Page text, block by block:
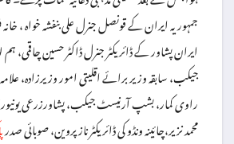
جمہوریہ ایران کے قونصل جنرل علی بنفشہ خواہ ،
ایران پشاور کے ڈائریکٹر جنرل ڈاکٹر حسین چاقمی،
جیکب، سابقہ وزیر برائے اقلیتی امور وزیرزادہ،
راوی کمار، بشپ آرنیسٹ جیکب، پشاورزرعی
محمد نزیر،چائینہ ونڈو کی ڈائریکٹر ناز پروین، صوبائی صدر